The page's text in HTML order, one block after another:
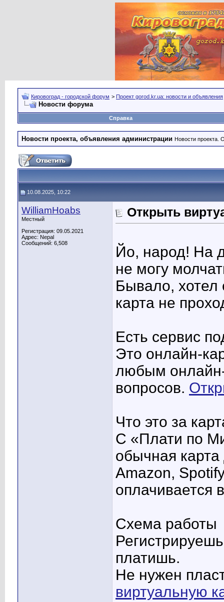
Кировоград - городской форум > Проект gorod.kr.ua: новости и объявления
Новости форума
Справка
Новости проекта, объявления администрации Новости проекта.
10.08.2025, 10:22
WilliamHoabs
Местный
Регистрация: 09.05.2021
Адрес: Nepal
Сообщений: 6,508
Открыть
Йо, народ! На
не могу
Бывало, хотел
карта не
Есть сервис
Это онлайн-
любым
вопросов.
Что это за
С «Плати по
обычная карта
Amazon,
оплачивается
Схема работы
платишь.
Не нужен
виртуальную